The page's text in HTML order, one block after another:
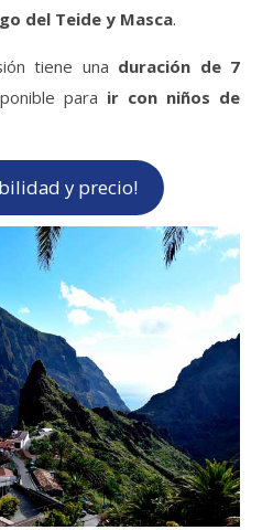
del Teide y Masca.
tiene una duración de 7
para ir con niños de
y precio!